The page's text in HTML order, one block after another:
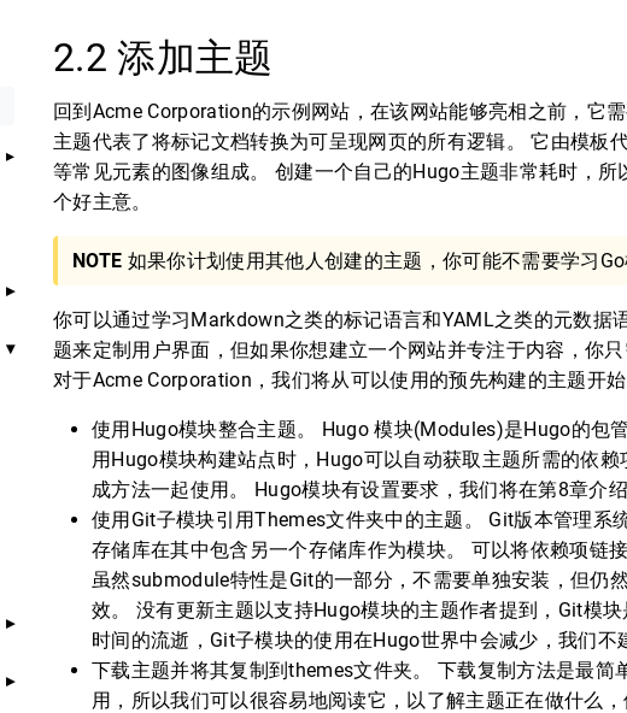
2.2 添加主题
回到Acme Corporation的示例网站，在该网站能够亮相之前，它
主题代表了将标记文档转换为可呈现网页的所有逻辑。 它由模板
等常见元素的图像组成。 创建一个自己的Hugo主题非常耗时，
个好主意。
NOTE 如果你计划使用其他人创建的主题，你可能不需要学习Go
你可以通过学习Markdown之类的标记语言和YAML之类的元数据
题来定制用户界面，但如果你想建立一个网站并专注于内容，你
对于Acme Corporation，我们将从可以使用的预先构建的主题开
使用Hugo模块整合主题。 Hugo 模块(Modules)是Hugo的包
用Hugo模块构建站点时，Hugo可以自动获取主题所需的依
成方法一起使用。 Hugo模块有设置要求，我们将在第8章介绍
使用Git子模块引用Themes文件夹中的主题。 Git版本管理系
存储库在其中包含另一个存储库作为模块。 可以将依赖项链
虽然submodule特性是Git的一部分，不需要单独安装，但仍
效。 没有更新主题以支持Hugo模块的主题作者提到，Git模
时间的流逝，Git子模块的使用在Hugo世界中会减少，我们不
下载主题并将其复制到themes文件夹。 下载复制方法是最简
用，所以我们可以很容易地阅读它，以了解主题正在做什么，